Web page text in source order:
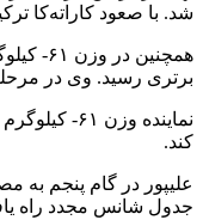
شد. با صعود کاراته‌کا
برتری رسید. وی در مرحله سوم نیز در دیدار جذاب و دیدنی
نماینده
کند.
جدول شانس مجدد راه